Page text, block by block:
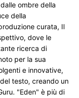
ombre della
della
curata, Il
dove le
ricerca di
per la sua
e innovative,
testo, creando un
"Eden" è più di